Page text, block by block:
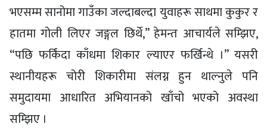
भएसम्म सानोमा गाउँका जल्दाबल्दा युवाहरू साथमा कुकुर र
हातमा गोली लिएर जङ्गल छिर्थे,” हेमन्त आचार्यले सम्झिए,
“पछि फर्किंदा काँधमा शिकार ल्याएर फर्खिन्थे ।” यसरी
स्थानीयहरू चोरी शिकारीमा संलग्न हुन थाल्नुले पनि
समुदायमा आधारित अभियानको खाँचो भएको अवस्था
सम्झिए ।